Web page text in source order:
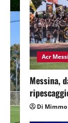
Acr
Messina,
Di